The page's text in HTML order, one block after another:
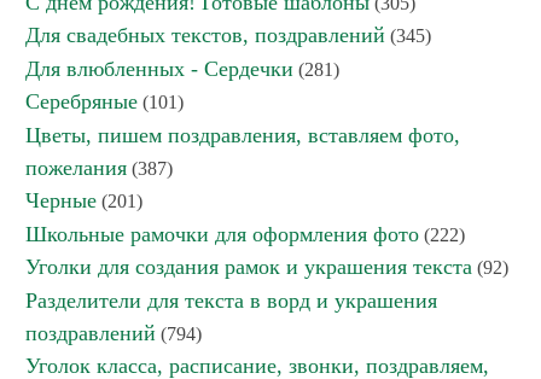
Для свадебных текстов, поздравлений (345)
Для влюбленных - Сердечки (281)
Серебряные (101)
Цветы, пишем поздравления, вставляем фото,
пожелания (387)
Черные (201)
Школьные рамочки для оформления фото (222)
Уголки для создания рамок и украшения текста (92)
Разделители для текста в ворд и украшения
поздравлений (794)
Уголок класса, расписание, звонки, поздравляем,